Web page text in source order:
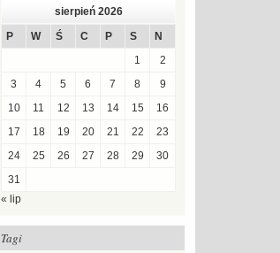
sierpień 2026
P
W Ś C P S
N
1
2
3
4 5 6 7 8
9
10
11 12 13 14 15
16
17
18 19 20 21 22
23
24
25 26 27 28 29
30
31
« lip
Tagi